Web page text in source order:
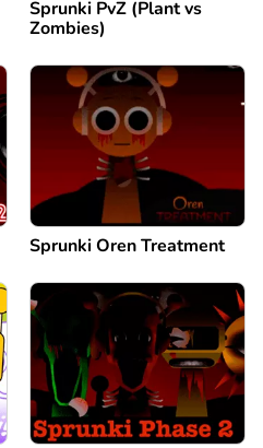
Sprunki PvZ (Plant vs
Zombies)
Sprunki Oren Treatment